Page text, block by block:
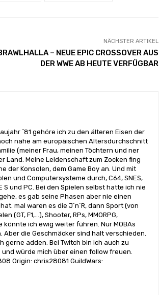
NÄCHSTER ARTIKEL
– NEUE EPIC CROSSOVER AUS
DER WWE AB HEUTE VERFÜGBAR
´81 gehöre ich zu den älteren Eisen der
nahe am europäischen Altersdurchschnitt
(meiner Frau, meinen Töchtern und ner
Land. Meine Leidenschaft zum Zocken fing
der Konsolen, dem Game Boy an. Und mit
und Computersysteme durch, C64, SNES,
S und PC. Bei den Spielen selbst hatte ich nie
es gab seine Phasen aber nie einen
mal waren es die J´n´R, dann Sport (von
(GT, F1,...), Shooter, RPs, MMORPG,
könnte ich ewig weiter führen. Nur MOBAs
Aber die Geschmäcker sind halt verschieden.
gerne adden. Bei Twitch bin ich auch zu
würde mich über einen follow freuen.
Origin: chris28081 GuildWars: